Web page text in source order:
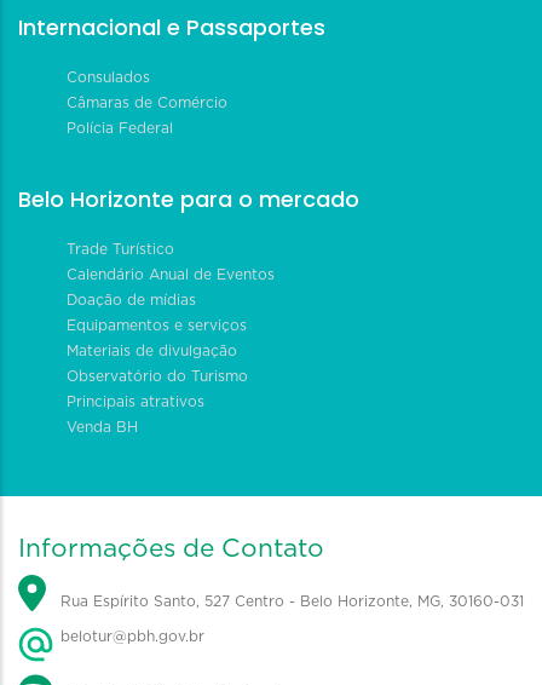
Internacional e Passaportes
Consulados
Câmaras de Comércio
Polícia Federal
Belo Horizonte para o mercado
Trade Turístico
Calendário Anual de Eventos
Doação de mídias
Equipamentos e serviços
Materiais de divulgação
Observatório do Turismo
Principais atrativos
Venda BH
Informações de Contato
Rua Espírito Santo, 527 Centro - Belo Horizonte, MG, 30160-031
belotur@pbh.gov.br